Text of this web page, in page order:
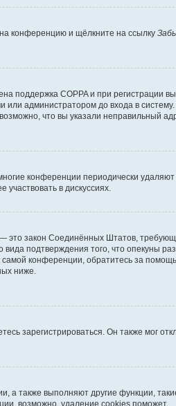
конференцию и щёлкните на ссылку
COPPA и при регистрации
администратором до входа в
что вы указали неправильный
конференции периодически
в дискуссиях.
это закон Соединённых Штатов,
подтверждения того, что опекуны
конференции, обратитесь за
ниже.
зарегистрироваться. Он также мог
также выполняют другие функции,
возможно, удаление cookies поможет.